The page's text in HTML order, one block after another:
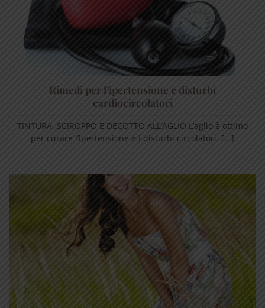
Rimedi per l’ipertensione e disturbi
cardiocircolatori
TINTURA, SCIROPPO E DECOTTO ALL’AGLIO L’aglio è ottimo
per curare l’ipertensione e i disturbi circolatori. [...]